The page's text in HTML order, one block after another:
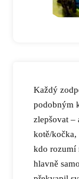
Každý
podobným
zlepšovat –
kotě/kočka,
kdo rozumí
hlavně